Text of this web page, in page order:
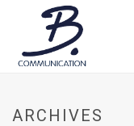
ARCHIVES